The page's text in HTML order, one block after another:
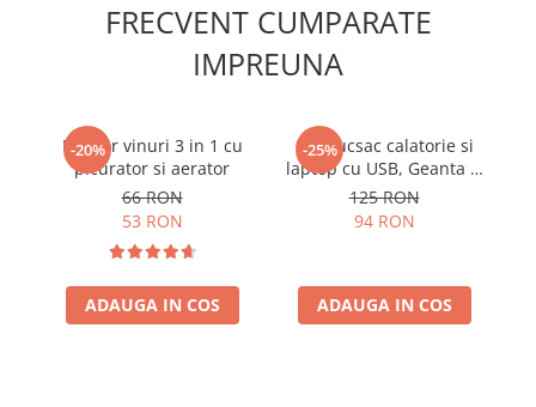
FRECVENT CUMPARATE
IMPREUNA
-20%
Racitor vinuri 3 in 1 cu
picurator si aerator
66 RON
53 RON
ADAUGA IN COS
-25%
Set Rucsac calatorie si
laptop cu USB, Geanta si
Portofel Triple Power,
Rucsac 41x29x13 cm,
pentru City Break,
Business si Scoala, Negru
125 RON
94 RON
ADAUGA IN COS